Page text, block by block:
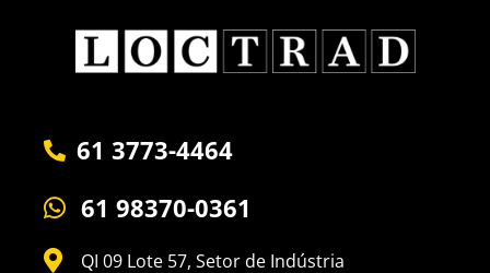
61 3773-4464
61 98370-0361
QI 09 Lote 57, Setor de Indústria